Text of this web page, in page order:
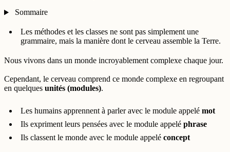
Sommaire
Les méthodes et les classes ne sont pas simplement une
grammaire, mais la manière dont le cerveau assemble la Terre.
Nous vivons dans un monde incroyablement complexe chaque jour.
Cependant, le cerveau comprend ce monde complexe en regroupant
en quelques unités (modules).
Les humains apprennent à parler avec le module appelé mot
Ils expriment leurs pensées avec le module appelé phrase
Ils classent le monde avec le module appelé concept